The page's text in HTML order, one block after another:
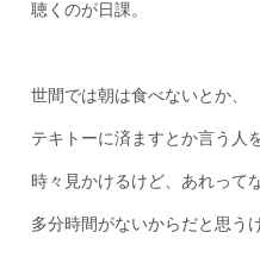
聴くのが日課。
世間では朝は食べないとか、
テキトーに済ますとか言う人
時々見かけるけど、あれって
多分時間がないからだと思うけ